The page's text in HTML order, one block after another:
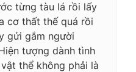
từng tàu lá rồi lấy
cơ thất thế quá rồi
gửi gắm người
tượng dành tình
thể không phải là